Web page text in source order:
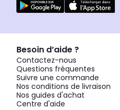
Besoin d’aide ?
Contactez-nous
Questions fréquentes
Suivre une commande
Nos conditions de livraison
Nos guides d'achat
Centre d'aide